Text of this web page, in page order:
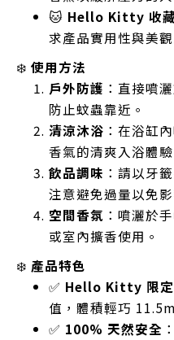
🐱 Hello Kitty 收
求產品實用性與美
❄️ 使用方法
戶外防護 ：直接噴
防止蚊蟲靠近。
清涼沐浴 ：在浴缸
香氣的清爽入浴體
飲品調味 ：請以牙
注意避免過量以免影
空間香氛 ：噴灑於
或室內擴香使用。
❄️ 產品特色
✅ Hello Kitty 限定
值，體積輕巧
✅ 100% 天然安全